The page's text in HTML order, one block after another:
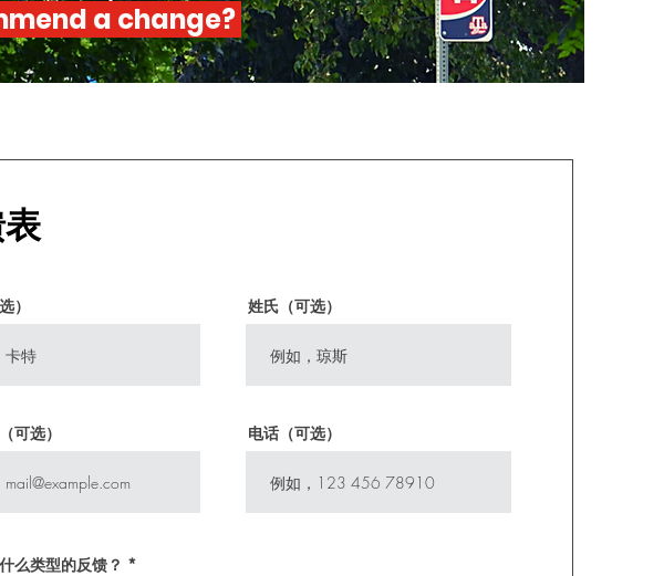
a change?
） 姓氏（可选）
可选） 电话（可选）
么类型的反馈？